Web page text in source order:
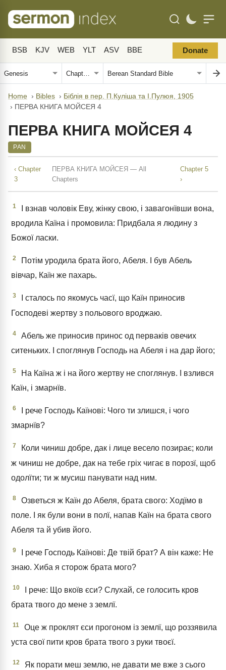
BSB KJV WEB YLT ASV BBE Donate
Home › Bibles › Біблія в пер. П.Куліша та І.Пулюя, 1905
› ПЕРВА КНИГА МОЙСЕЯ 4
ПЕРВА КНИГА МОЙСЕЯ 4
PAN
‹ Chapter
3
ПЕРВА КНИГА МОЙСЕЯ — All
Chapters
Chapter 5
›
1
І взнав чоловік Еву, жінку свою, і завагонївши вона,
вродила Каїна і промовила: Придбала я людину з
Божої ласки.
2
Потім уродила брата його, Абеля. І був Абель
вівчар, Каїн же пахарь.
3
І сталось по якомусь часї, що Каїн приносив
Господеві жертву з польового вроджаю.
4
Абель же приносив принос од перваків овечих
ситеньких. І споглянув Господь на Абеля і на дар його;
5
На Каїна ж і на його жертву не споглянув. І взлився
Каїн, і змарнїв.
6
І рече Господь Каїнові: Чого ти злишся, і чого
змарнїв?
7
Коли чиниш добре, дак і лице весело позирає; коли
ж чиниш не добре, дак на тебе гріх чигає в порозї, щоб
одолїти; ти ж мусиш панувати над ним.
8
Озветься ж Каїн до Абеля, брата свого: Ходїмо в
поле. І як були вони в полї, напав Каїн на брата свого
Абеля та й убив його.
9
І рече Господь Каїнові: Де твій брат? А він каже: Не
знаю. Хиба я сторож брата мого?
10
І рече: Що вкоїв єси? Слухай, се голосить кров
брата твого до мене з землї.
11
Оце ж проклят єси прогоном із землї, що роззявила
уста свої пити кров брата твого з руки твоєї.
12
Як порати меш землю, не давати ме вже з сього